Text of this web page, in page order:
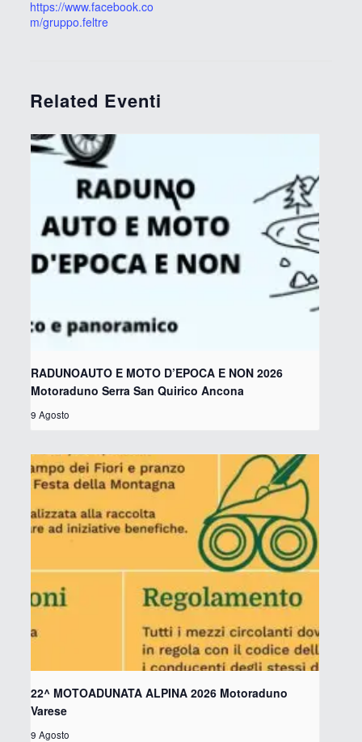
https://www.facebook.co
m/gruppo.feltre
Related Eventi
RADUNOAUTO E MOTO D’EPOCA E NON 2026
Motoraduno Serra San Quirico Ancona
9 Agosto
22^ MOTOADUNATA ALPINA 2026 Motoraduno
Varese
9 Agosto